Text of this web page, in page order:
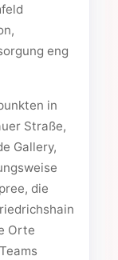
eng
in
Straße,
Gallery,
die
Orte